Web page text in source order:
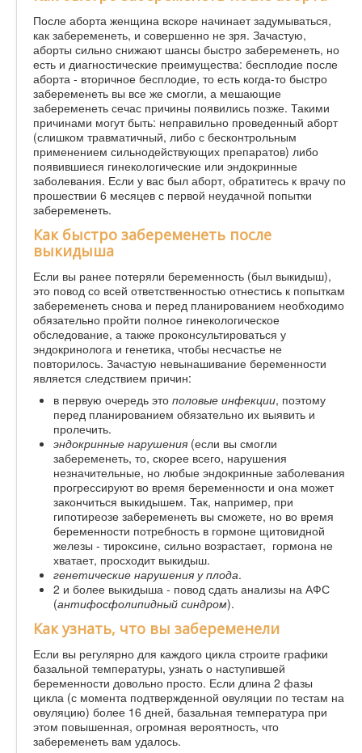
После аборта женщина вскоре начинает задумываться,
как забеременеть, и совершенно не зря. Зачастую,
аборты сильно снижают шансы быстро забеременеть, но
есть и диагностические преимущества: бесплодие после
аборта - вторичное бесплодие, то есть когда-то быстро
забеременеть вы все же смогли, а мешающие
забеременеть сечас причины появились позже. Такими
причинами могут быть: неправильно проведенный аборт
(слишком травматичный, либо с бесконтрольным
применением сильнодействующих препаратов) либо
появившиеся гинекологические или эндокринные
заболевания. Если у вас был аборт, обратитесь к врачу по
прошествии 6 месяцев с первой неудачной попытки
забеременеть.
Как быстро забеременеть после
выкидыша
Если вы ранее потеряли беременность (был выкидыш),
это повод со всей ответственностью отнестись к попыткам
забеременеть снова и перед планированием необходимо
обязательно пройти полное гинекологическое
обследование, а также проконсультироваться у
эндокринолога и генетика, чтобы несчастье не
повторилось. Зачастую невынашивание беременности
является следствием причин:
в первую очередь это половые инфекции, поэтому
перед планированием обязательно их выявить и
пролечить.
эндокринные нарушения (если вы смогли
забеременеть, то, скорее всего, нарушения
незначительные, но любые эндокринные заболевания
прогрессируют во время беременности и она может
закончиться выкидышем. Так, например, при
гипотиреозе забеременеть вы сможете, но во время
беременности потребность в гормоне щитовидной
железы - тироксине, сильно возрастает, гормона не
хватает, просходит выкидыш.
генетические нарушения у плода.
2 и более выкидыша - повод сдать анализы на АФС
(антифосфолипидный синдром).
Как узнать, что вы забеременели
Если вы регулярно для каждого цикла строите графики
базальной температуры, узнать о наступившей
беременности довольно просто. Если длина 2 фазы
цикла (с момента подтвержденной овуляции по тестам на
овуляцию) более 16 дней, базальная температура при
этом повышенная, огромная вероятность, что
забеременеть вам удалось.